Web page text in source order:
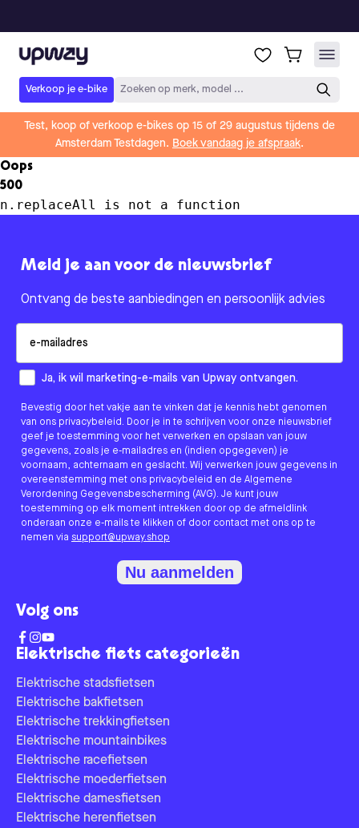
Upway
Verkoop je e-bike Zoeken op merk, model ...
Test, koop of verkoop e-bikes op 15 of 29 augustus tijdens de
Amsterdam Testdagen. Boek vandaag je afspraak.
Oops
500
n.replaceAll is not a function
Elektrische fiets categorieën
Elektrische stadsfietsen
Elektrische bakfietsen
Elektrische trekkingfietsen
Elektrische mountainbikes
Elektrische racefietsen
Elektrische moederfietsen
Elektrische damesfietsen
Elektrische herenfietsen
Meld je aan voor de nieuwsbrief
Ontvang de beste aanbiedingen en persoonlijk advies
How would you like to hear from us?
Ja, ik wil marketing-e-mails van Upway ontvangen.
Bevestig door het vakje aan te vinken dat je kennis hebt genomen
van ons privacybeleid. Door je in te schrijven voor onze nieuwsbrief
geef je toestemming voor het verwerken en opslaan van jouw
gegevens, zoals je e-mailadres en (indien opgegeven) je
voornaam, achternaam en geslacht. Wij verwerken jouw gegevens in
overeenstemming met ons privacybeleid en de Algemene
Verordening Gegevensbescherming (AVG). Je kunt jouw
toestemming op elk moment intrekken door op de afmeldlink
onderaan onze e-mails te klikken of door contact met ons op te
nemen via support@upway.shop
Nu aanmelden
Volg ons